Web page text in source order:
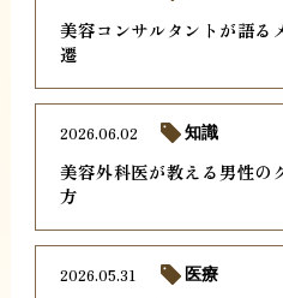
美容コンサルタントが語る
遷
美容外科医が教える男性の
方
2026.06.02 知識
2026.05.31 医療